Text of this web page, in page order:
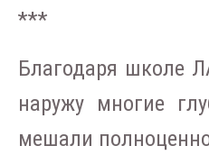
***
Благодаря школе
наружу многие
мешали